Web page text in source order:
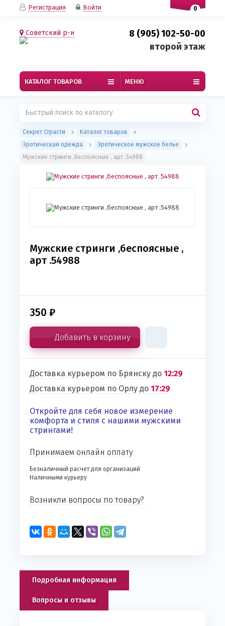
8 (905) 102-50-00
второй этаж
Советский р-н
Регистрация Войти
КАТАЛОГ ТОВАРОВ МЕНЮ
Секрет Страсти
Каталог товаров
Эротическая одежда
Эротическое мужское белье
Мужские стринги ,беспоясные , арт .54988
Мужские стринги ,беспоясные ,
арт .54988
350 ₽
Добавить в корзину
Доставка курьером по Брянску до 12:29
Доставка курьером по Орлу до 17:29
Откройте для себя новое измерение
комфорта и стиля с нашими мужскими
стрингами!
Принимаем онлайн оплату
Безналичный расчет для организаций
Наличными курьеру
Возникли вопросы по товару?
Подробная информация
Вопросы и отзывы
0